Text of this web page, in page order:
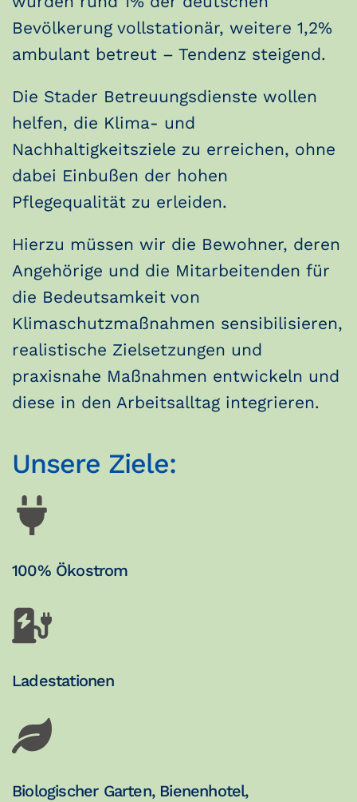
Bevölkerung vollstationär, weitere 1,2%
ambulant betreut – Tendenz steigend.
Die Stader Betreuungsdienste wollen
helfen, die Klima- und
Nachhaltigkeitsziele zu erreichen, ohne
dabei Einbußen der hohen
Pflegequalität zu erleiden.
Hierzu müssen wir die Bewohner, deren
Angehörige und die Mitarbeitenden für
die Bedeutsamkeit von
Klimaschutzmaßnahmen sensibilisieren,
realistische Zielsetzungen und
praxisnahe Maßnahmen entwickeln und
diese in den Arbeitsalltag integrieren.
Unsere Ziele:
100% Ökostrom
Ladestationen
Biologischer Garten, Bienenhotel,